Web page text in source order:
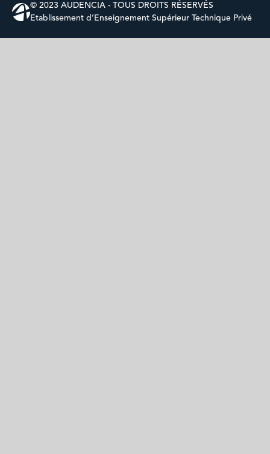
© 2023 AUDENCIA - TOUS DROITS RÉSERVÉS
Etablissement d’Enseignement Supérieur Technique Privé